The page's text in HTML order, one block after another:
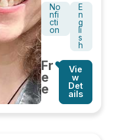
No
nfi
cti
on
E
n
g
li
s
h
Fr
e
e
Vie
w
Det
ails